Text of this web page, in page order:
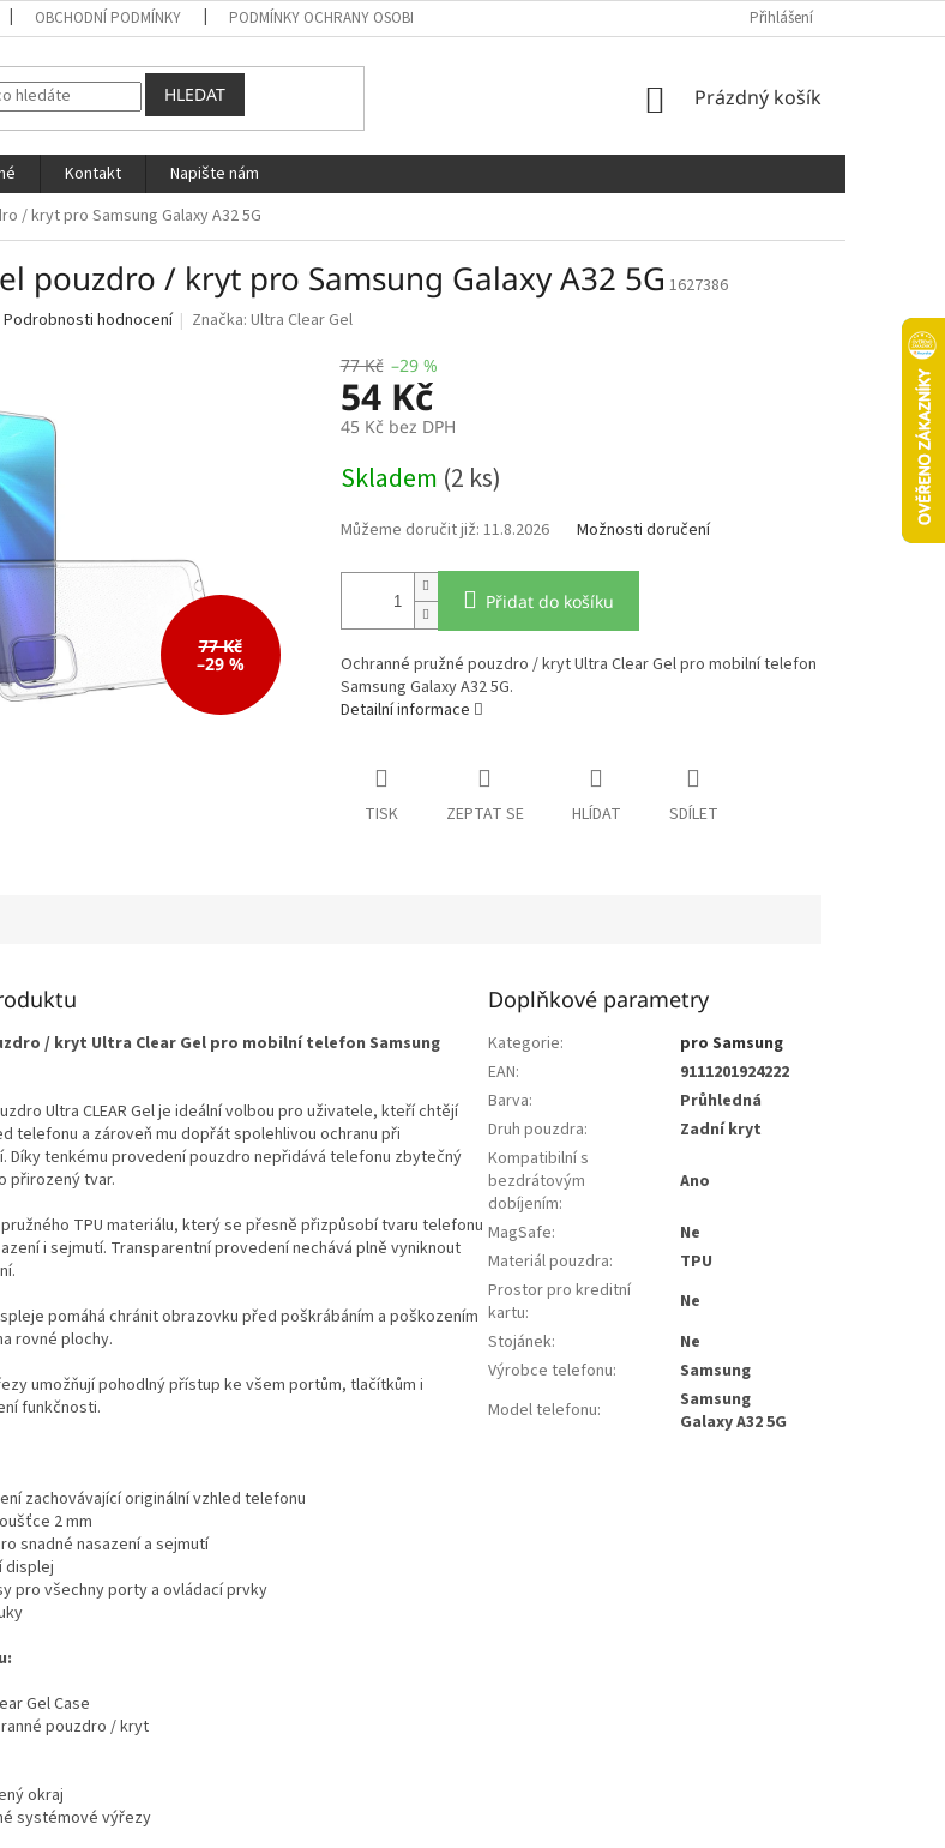
OBCHODNÍ PODMÍNKY PODMÍNKY OCHRANY OSOBNÍCH ÚDAJŮ Přihlášení
HLEDAT
NÁKUPNÍ
Prázdný košík
Kontakt
Napište nám
/ kryt pro Samsung Galaxy A32 5G
pouzdro / kryt pro Samsung Galaxy A32 5G 1627386
Podrobnosti hodnocení Značka:Ultra Clear Gel
77 Kč
–29 %
77 Kč –29 %
54 Kč
45 Kč bez DPH
cena:
Skladem (2 ks)
11.8.2026 Možnosti doručení
Přidat do košíku
Ochranné pružné pouzdro / kryt Ultra Clear Gel pro mobilní telefon
Samsung Galaxy A32 5G.
Detailní informace
TISK ZEPTAT SE HLÍDAT SDÍLET
/ kryt Ultra Clear Gel pro mobilní telefon Samsung
Ultra CLEAR Gel je ideální volbou pro uživatele, kteří chtějí
telefonu a zároveň mu dopřát spolehlivou ochranu při
Díky tenkému provedení pouzdro nepřidává telefonu zbytečný
přirozený tvar.
TPU materiálu, který se přesně přizpůsobí tvaru telefonu
i sejmutí. Transparentní provedení nechává plně vyniknout
pomáhá chránit obrazovku před poškrábáním a poškozením
rovné plochy.
umožňují pohodlný přístup ke všem portům, tlačítkům i
funkčnosti.
zachovávající originální vzhled telefonu
2 mm
snadné nasazení a sejmutí
displej
pro všechny porty a ovládací prvky
Gel Case
pouzdro / kryt
okraj
systémové výřezy
Doplňkové parametry
Kategorie:
pro Samsung
EAN:
9111201924222
Barva:
Průhledná
Druh pouzdra:
Zadní kryt
Kompatibilní s
bezdrátovým
dobíjením:
Ano
MagSafe:
Ne
Materiál pouzdra:
TPU
Prostor pro kreditní
kartu:
Ne
Stojánek:
Ne
Výrobce telefonu:
Samsung
Model telefonu:
Samsung
Galaxy A32 5G